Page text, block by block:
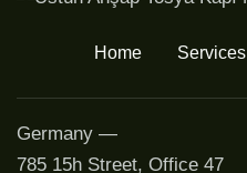
Home Services
Germany —
785 15h Street, Office 47